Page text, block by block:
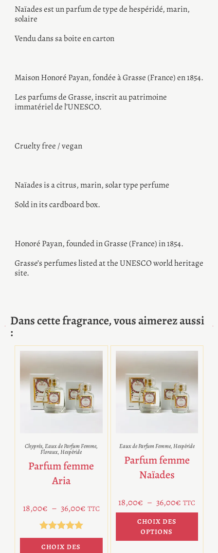
Naïades est un parfum de type de hespéridé, marin,
solaire
Vendu dans sa boite en carton
Maison Honoré Payan, fondée à Grasse (France) en 1854.
Les parfums de Grasse, inscrit au patrimoine
immatériel de l’UNESCO.
Cruelty free / vegan
Naïades is a citrus, marin, solar type perfume
Sold in its cardboard box.
Honoré Payan, founded in Grasse (France) in 1854.
Grasse’s perfumes listed at the UNESCO world heritage
site.
Dans cette fragrance, vous aimerez aussi
:
Chyprés,Eaux de Parfum Femme,
Floraux,Hespéride
Parfum femme
Aria
18,00€ – 36,00€ TTC
Note5.00
sur 5
CHOIX DES
Eaux de Parfum Femme,Hespéride
Parfum femme
Naïades
18,00€ – 36,00€ TTC
CHOIX DES
OPTIONS